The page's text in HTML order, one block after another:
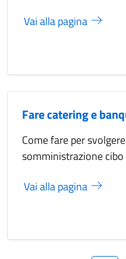
Vai alla pagina
Fare catering e
Come fare per
somministrazione
Vai alla pagina